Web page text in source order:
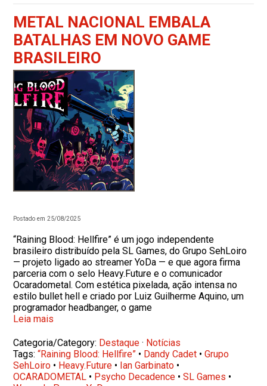
METAL NACIONAL EMBALA
BATALHAS EM NOVO GAME
BRASILEIRO
Postado em 25/08/2025
“Raining Blood: Hellfire” é um jogo independente
brasileiro distribuído pela SL Games, do Grupo SehLoiro
— projeto ligado ao streamer YoDa — e que agora firma
parceria com o selo Heavy.Future e o comunicador
Ocaradometal. Com estética pixelada, ação intensa no
estilo bullet hell e criado por Luiz Guilherme Aquino, um
programador headbanger, o game
Leia mais
Categoria/Category: Destaque · Notícias
Tags:“Raining Blood: Hellfire” • Dandy Cadet •Grupo
SehLoiro • Heavy.Future • Ian Garbinato •
OCARADOMETAL • Psycho Decadence •SL Games •